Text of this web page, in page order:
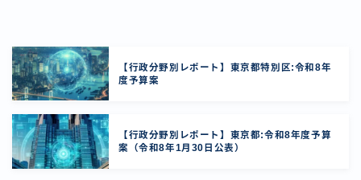
【行政分野別レポート】東京都特別区:令和8年
度予算案
【行政分野別レポート】東京都:令和8年度予算
案（令和8年1月30日公表）